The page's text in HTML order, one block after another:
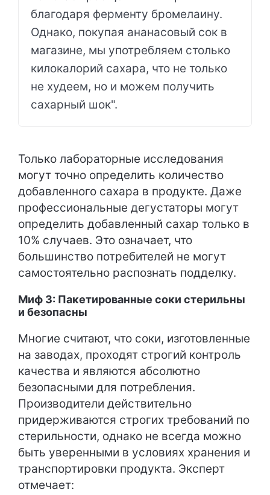
благодаря ферменту бромелаину.
Однако, покупая ананасовый сок в
магазине, мы употребляем столько
килокалорий сахара, что не только
не худеем, но и можем получить
сахарный шок".
Только лабораторные исследования
могут точно определить количество
добавленного сахара в продукте. Даже
профессиональные дегустаторы могут
определить добавленный сахар только в
10% случаев. Это означает, что
большинство потребителей не могут
самостоятельно распознать подделку.
Миф 3: Пакетированные соки стерильны
и безопасны
Многие считают, что соки, изготовленные
на заводах, проходят строгий контроль
качества и являются абсолютно
безопасными для потребления.
Производители действительно
придерживаются строгих требований по
стерильности, однако не всегда можно
быть уверенными в условиях хранения и
транспортировки продукта. Эксперт
отмечает: